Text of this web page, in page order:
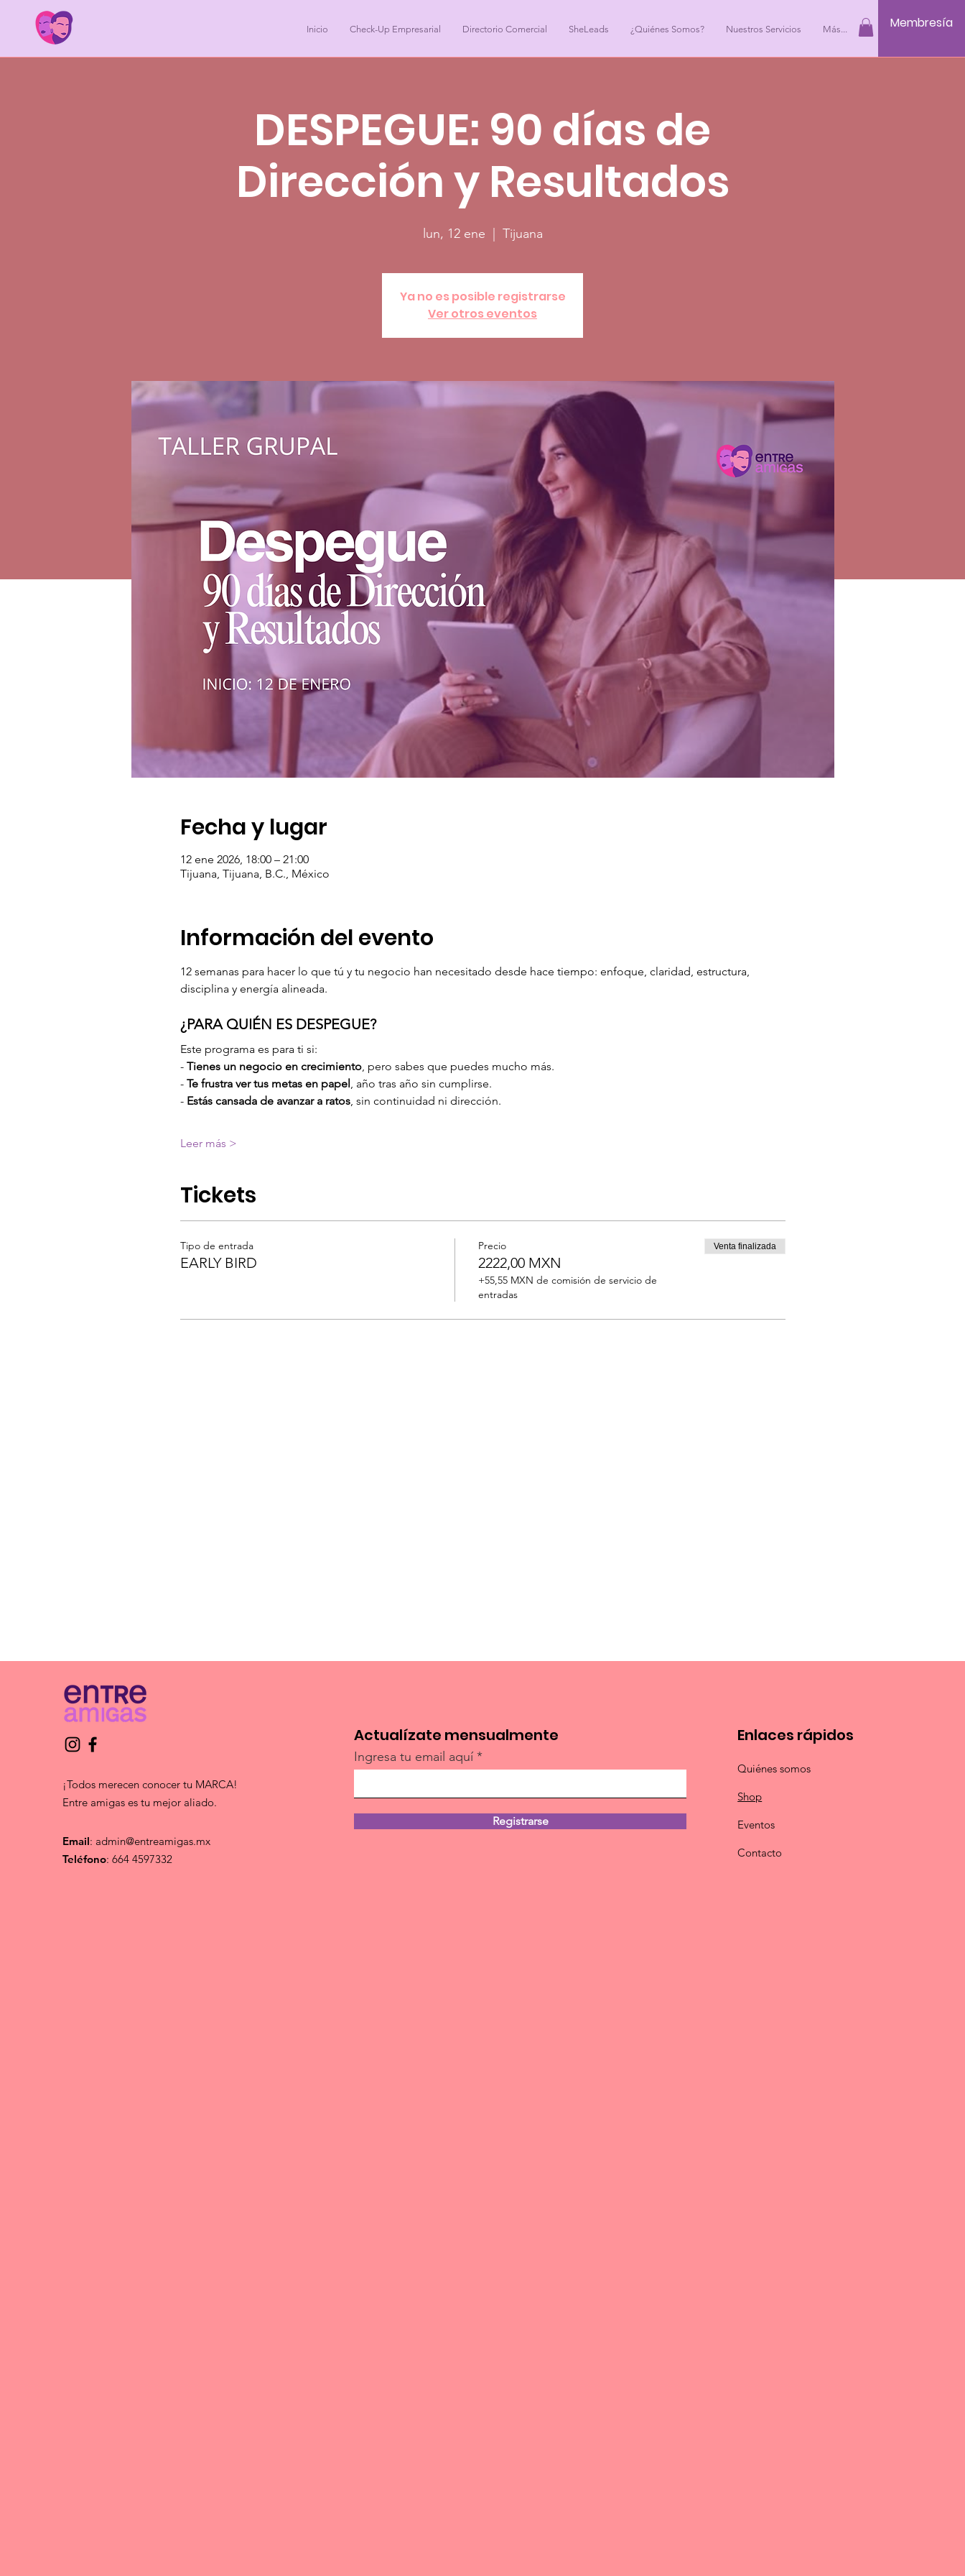
Inicio Check-Up Empresarial Directorio Comercial SheLeads ¿Quiénes Somos? Nuestros Servicios Más... Membresía
DESPEGUE: 90 días de
Dirección y Resultados
lun, 12 ene Tijuana
Ya no es posible registrarse
Ver otros eventos
Fecha y lugar
12 ene 2026, 18:00 – 21:00
Tijuana, Tijuana, B.C., México
Información del evento
12 semanas para hacer lo que tú y tu negocio han necesitado desde hace tiempo: enfoque, claridad, estructura,
disciplina y energía alineada.
¿PARA QUIÉN ES DESPEGUE?
Este programa es para ti si:
- Tienes un negocio en crecimiento, pero sabes que puedes mucho más.
- Te frustra ver tus metas en papel , año tras año sin cumplirse.
- Estás cansada de avanzar a ratos, sin continuidad ni dirección.
Leer más >
Tickets
Tipo de entrada
EARLY BIRD
Precio
2222,00 MXN
+55,55 MXN de comisión de servicio de
entradas
Venta finalizada
¡Todos merecen conocer tu MARCA!
Entre amigas es tu mejor aliado.
Email: admin@entreamigas.mx
Teléfono: 664 4597332
Actualízate mensualmente
Ingresa tu email aquí
Registrarse
Enlaces rápidos
Quiénes somos
Shop
Eventos
Contacto